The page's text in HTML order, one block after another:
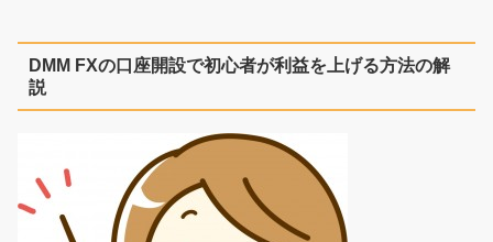
DMM FXの口座開設で初心者が利益を上げる方法の解
説